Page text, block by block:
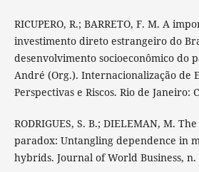
RICUPERO, R.; BARRETO, F. M. A
investimento direto estrangeiro do
desenvolvimento socioeconômico do
André (Org.). Internacionalização de
Perspectivas e Riscos. Rio de Janeiro:
RODRIGUES, S. B.; DIELEMAN, M.
paradox: Untangling dependence in
hybrids. Journal of World Business, n.